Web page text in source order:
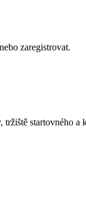
zaregistrovat.
startovného a